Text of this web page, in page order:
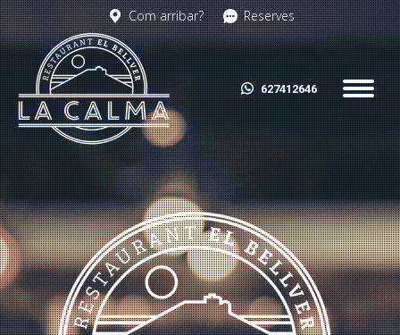
Com arribar? Reserves
627412646